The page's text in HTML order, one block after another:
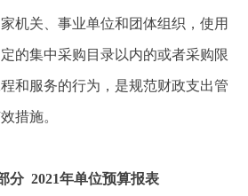
机关、事业单位和团体组织，使用
的集中采购目录以内的或者采购限
和服务的行为，是规范财政支出管
措施。
分 2021年单位预算报表